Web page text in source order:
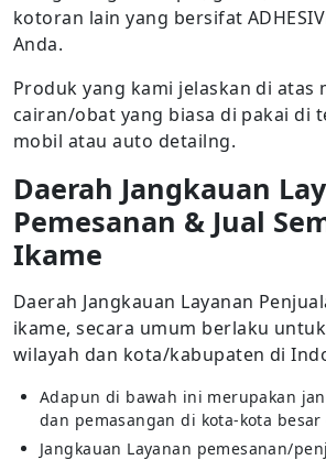
kotoran lain yang bersifat
Anda.
Produk yang kami jelaskan di atas
cairan/obat yang biasa di pakai di
mobil atau auto detailng.
Daerah Jangkauan
Pemesanan & Jual
Ikame
Daerah Jangkauan Layanan
ikame, secara umum berlaku
wilayah dan kota/kabupaten di
Adapun di bawah ini merupakan
dan pemasangan di kota-kota
Jangkauan Layanan pemesanan/